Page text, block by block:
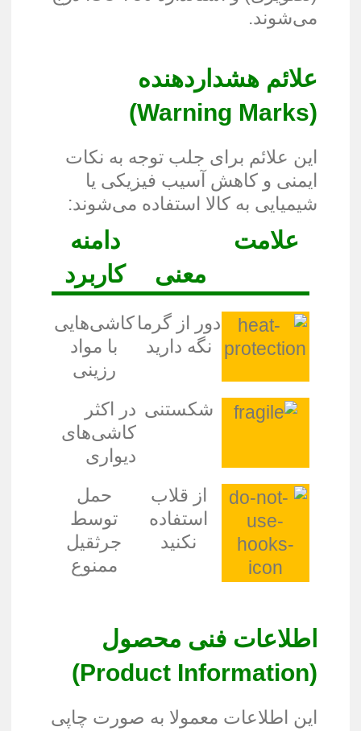
می‌شوند.
علائم هشداردهنده
(
Warning Marks
)
این علائم برای جلب توجه به نکات
ایمنی و کاهش آسیب فیزیکی یا
شیمیایی به کالا استفاده می‌شوند:
علامت
معنی
دامنه
کاربرد
دور از گرما
نگه دارید
کاشی‌هایی
با مواد
رزینی
شکستنی در اکثر
کاشی‌های
دیواری
از قلاب
استفاده
نکنید
حمل
توسط
جرثقیل
ممنوع
اطلاعات فنی محصول
(
Product Information
)
این اطلاعات معمولا به صورت چاپی